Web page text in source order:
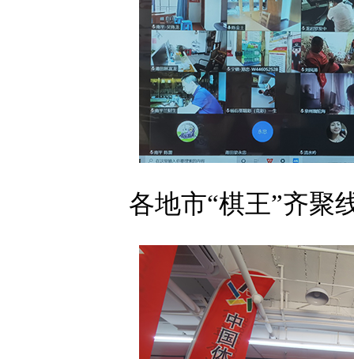
各地市“棋王”齐聚